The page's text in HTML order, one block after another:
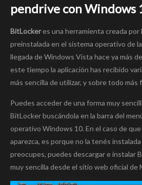
pendrive con Windows
BitLockeres una herramienta creada
preinstalada en el sistema operativo de
llegada de Windows Vista hace ya más
este tiempo la aplicación has recibido
más sencilla de utilizar, y sobre todo más
Puedes acceder de una forma muy
BitLocker buscándola en la barra del
operativo Windows 10. En el caso de que
aparezca, es porque no la tenés
preocupes, puedes descargar e instalar
muy sencilla desde el sitio web oficial de